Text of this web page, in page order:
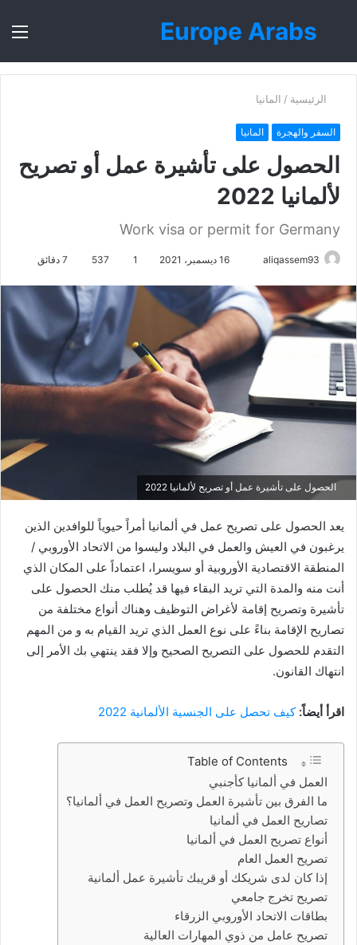
Europe Arabs
بحث
الرئيسية / المانيا
السفر والهجرة المانيا
الحصول على تأشيرة عمل أو تصريح
لألمانيا 2022
Work visa or permit for Germany
aliqassem93
إلكترونيا
16 ديسمبر، 2021 1
537
الحصول على تأشيرة عمل أو تصريح لألمانيا 2022
يعد الحصول على تصريح عمل في ألمانيا أمراً حيوياً للوافدين الذين
يرغبون في العيش والعمل في البلاد وليسوا من الاتحاد الأوروبي /
المنطقة الاقتصادية الأوروبية أو سويسرا، اعتماداً على المكان الذي
أنت منه والمدة التي تريد البقاء فيها قد يُطلب منك الحصول على
تأشيرة وتصريح إقامة لأغراض التوظيف وهناك أنواع مختلفة من
تصاريح الإقامة بناءً على نوع العمل الذي تريد القيام به و من المهم
التقدم للحصول على التصريح الصحيح وإلا فقد ينتهي بك الأمر إلى
انتهاك القانون.
اقرأ أيضاً: كيف تحصل على الجنسية الألمانية 2022
Table of Contents
العمل في ألمانيا كأجنبي
ما الفرق بين تأشيرة العمل وتصريح العمل في ألمانيا؟
تصاريح العمل في ألمانيا
أنواع تصريح العمل في ألمانيا
تصريح العمل العام
إذا كان لدى شريكك أو قريبك تأشيرة عمل ألمانية
تصريح تخرج جامعي
بطاقات الاتحاد الأوروبي الزرقاء
تصريح عامل من ذوي المهارات العالية